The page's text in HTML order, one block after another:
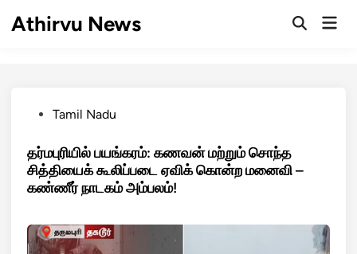
Athirvu News
OpenMain
PostedTamil Nadu
தர்மபுரியில் பயங்கரம்: கணவன் மற்றும் சொந்த
சித்தியைக் கூலிப்படை ஏவிக் கொன்ற மனைவி –
கண்ணீர் நாடகம் அம்பலம்!